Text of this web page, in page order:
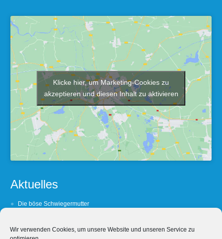
Wir verwenden Cookies, um unsere Website und unseren Service zu
Klicke hier, um Marketing-Cookies zu
akzeptieren und diesen Inhalt zu aktivieren
Aktuelles
Die böse Schwiegermutter
(Un- Treue lohnt sich nicht